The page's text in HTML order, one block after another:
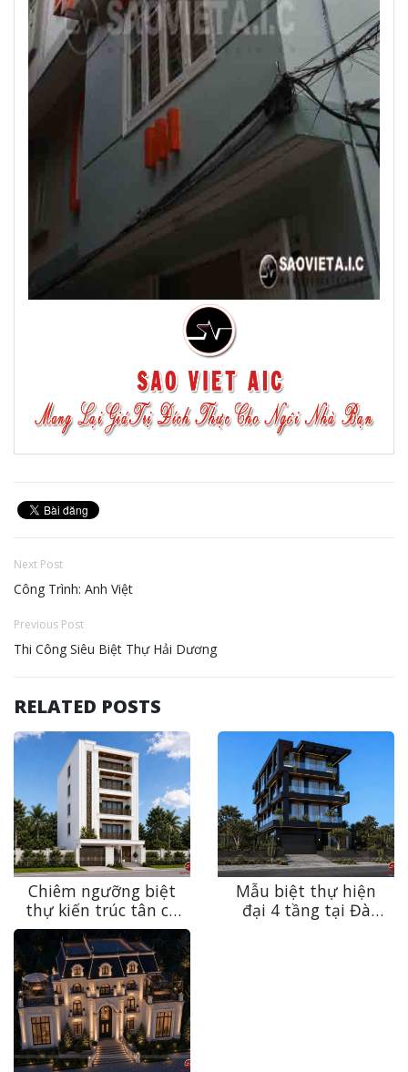
Next Post
Công Trình: Anh Việt
Previous Post
Thi Công Siêu Biệt Thự Hải Dương
RELATED POSTS
Chiêm ngưỡng biệt
thự kiến trúc tân cổ
điển sang trọng, bền
vững theo thời gian
tại Ninh Bình
Mẫu biệt thự hiện
đại 4 tầng tại Đà